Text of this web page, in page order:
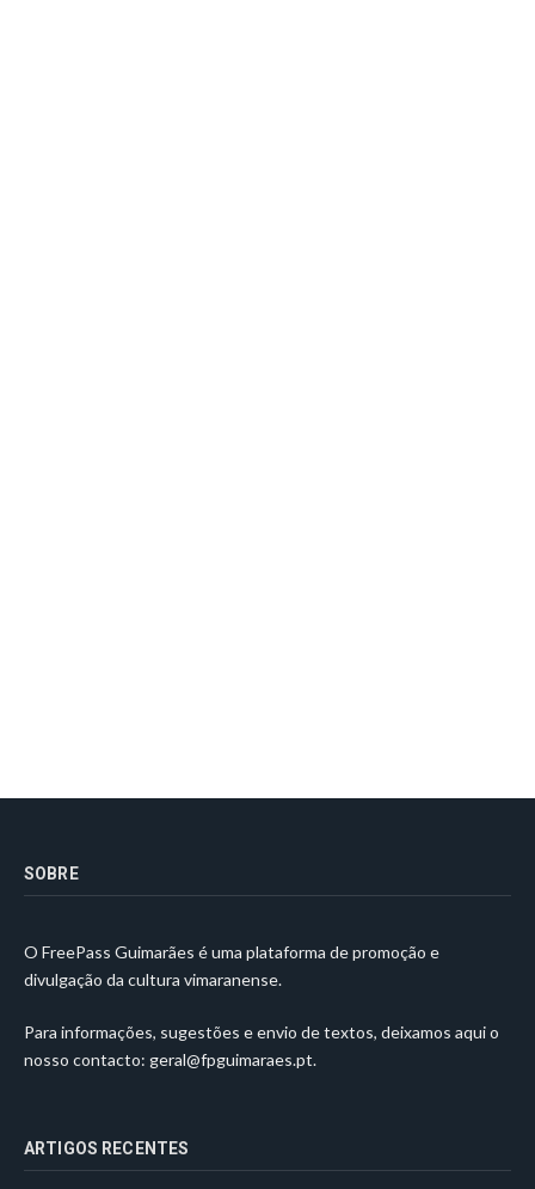
SOBRE
O FreePass Guimarães é uma plataforma de promoção e
divulgação da cultura vimaranense.
Para informações, sugestões e envio de textos, deixamos aqui o
nosso contacto: geral@fpguimaraes.pt.
ARTIGOS RECENTES